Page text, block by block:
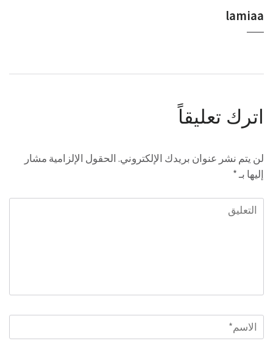
lamiaa
اترك تعليقاً
لن يتم نشر عنوان بريدك الإلكتروني. الحقول الإلزامية مشار
إليها بـ*
التعليق
الاسم